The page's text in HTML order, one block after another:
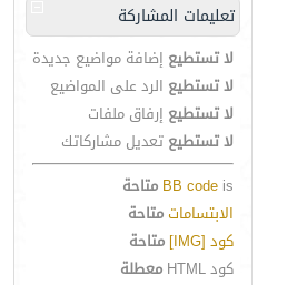
تعليمات المشاركة
لا تستطيع إضافة مواضيع جديدة
لا تستطيع الرد على المواضيع
لا تستطيع إرفاق ملفات
لا تستطيع تعديل مشاركاتك
BB code is
متاحة
الابتساماتمتاحة
كود [IMG]
متاحة
كود HTML
معطلة